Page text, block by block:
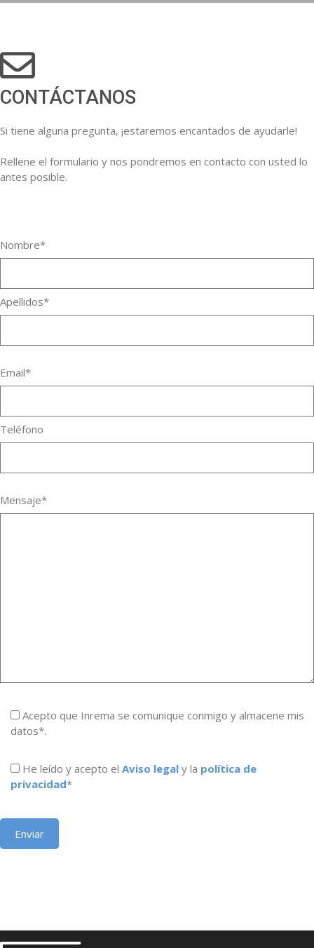
CONTÁCTANOS
Si tiene alguna pregunta, ¡estaremos encantados de ayudarle!
Rellene el formulario y nos pondremos en contacto con usted lo
antes posible.
Nombre*
Apellidos*
Email*
Teléfono
Mensaje*
Acepto que Inrema se comunique conmigo y almacene mis
datos*.
He leído y acepto el Aviso legal y la política de
privacidad*